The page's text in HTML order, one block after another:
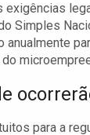
exigências
Simples
anualmente
para a